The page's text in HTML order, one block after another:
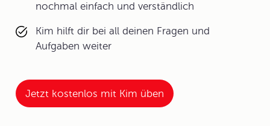
nochmal einfach und verständlich
Kim hilft dir bei all deinen Fragen und
Aufgaben weiter
Jetzt kostenlos mit Kim üben